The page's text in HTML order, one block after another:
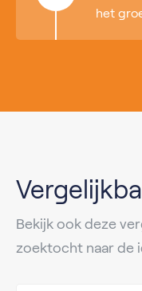
het
Bekijk ook deze
zoektocht naar de